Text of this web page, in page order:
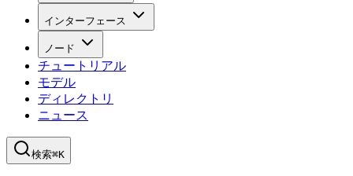
インターフェース
ノード
チュートリアル
モデル
ディレクトリ
ニュース
検索⌘K